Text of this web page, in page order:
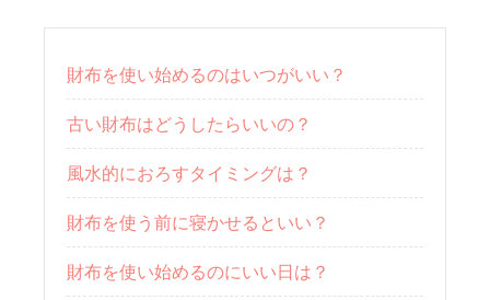
財布を使い始めるのはいつがいい？
古い財布はどうしたらいいの？
風水的におろすタイミングは？
財布を使う前に寝かせるといい？
財布を使い始めるのにいい日は？